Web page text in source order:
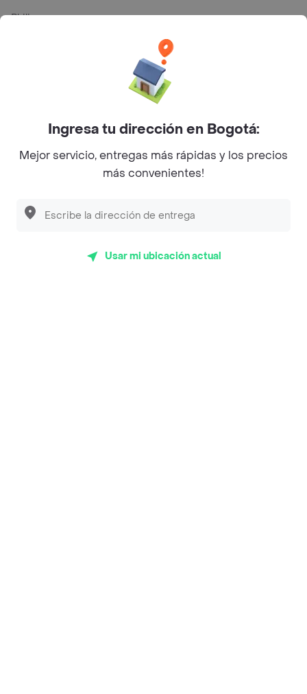
Philippe
Myriam Camhi Co
Magnifique
Empanaditas de Pipian - Empanadas
Desayunadero de la 42
Sopitas y Frijoladas
Ingresa tu dirección en Bogotá:
Mejor servicio, entregas más rápidas y los precios
más convenientes!
Usar mi ubicación actual